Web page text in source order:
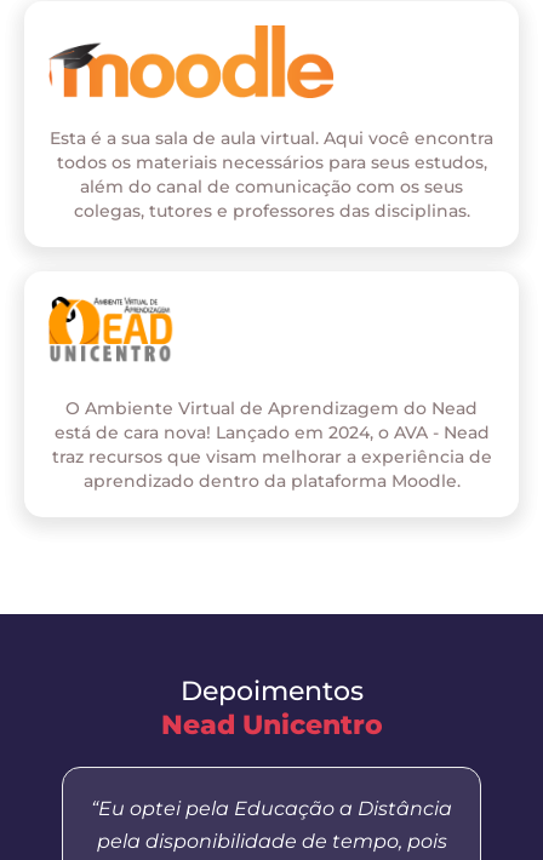
Esta é a sua sala de aula virtual. Aqui você encontra
todos os materiais necessários para seus estudos,
além do canal de comunicação com os seus
colegas, tutores e professores das disciplinas.
O Ambiente Virtual de Aprendizagem do Nead
está de cara nova! Lançado em 2024, o AVA - Nead
traz recursos que visam melhorar a experiência de
aprendizado dentro da plataforma Moodle.
Depoimentos
Nead Unicentro
“Eu optei pela Educação a Distância
pela disponibilidade de tempo, pois